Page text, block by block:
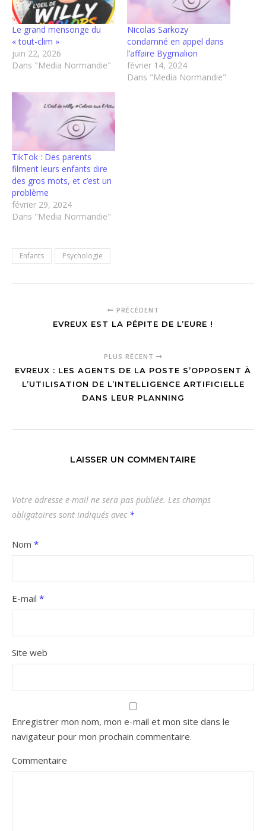
Le grand mensonge du
« tout-clim »
juin 22, 2026
Dans "Media Normandie"
Nicolas Sarkozy
condamné en appel dans
l’affaire Bygmalion
février 14, 2024
Dans "Media Normandie"
TikTok : Des parents
filment leurs enfants dire
des gros mots, et c’est un
problème
février 29, 2024
Dans "Media Normandie"
Enfants Psychologie
PRÉCÉDENT
EVREUX EST LA PÉPITE DE L’EURE !
PLUS RÉCENT
EVREUX : LES AGENTS DE LA POSTE S’OPPOSENT À
L’UTILISATION DE L’INTELLIGENCE ARTIFICIELLE
DANS LEUR PLANNING
LAISSER UN COMMENTAIRE
Votre adresse e-mail ne sera pas publiée. Les champs
obligatoires sont indiqués avec *
Nom *
E-mail *
Site web
Enregistrer mon nom, mon e-mail et mon site dans le
navigateur pour mon prochain commentaire.
Commentaire